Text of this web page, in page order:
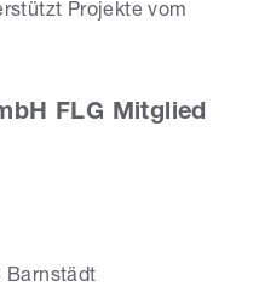
Projekte vom
FLG Mitglied
Barnstädt